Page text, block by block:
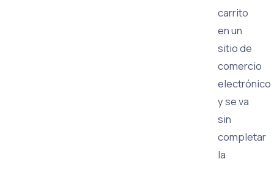
carrito
en un
sitio de
comercio
electrónico
y se va
sin
completar
la